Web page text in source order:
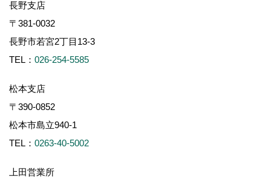
長野支店
〒381-0032
長野市若宮2丁目13-3
TEL： 026-254-5585
松本支店
〒390-0852
松本市島立940-1
TEL： 0263-40-5002
上田営業所